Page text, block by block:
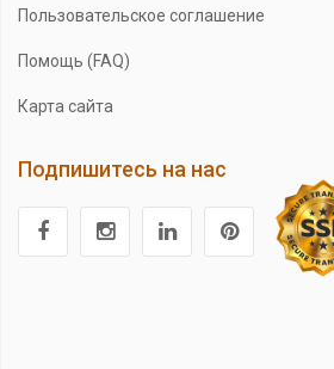
Пользовательское соглашение
Помощь (FAQ)
Карта сайта
Подпишитесь на нас